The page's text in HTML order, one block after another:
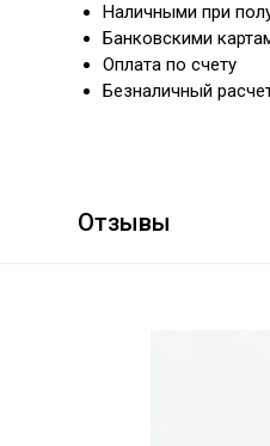
Наличными при
Банковскими
Оплата по счету
Безналичный
Отзывы